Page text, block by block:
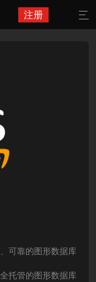
注册 
可靠的图形数据库
托管的图形数据库